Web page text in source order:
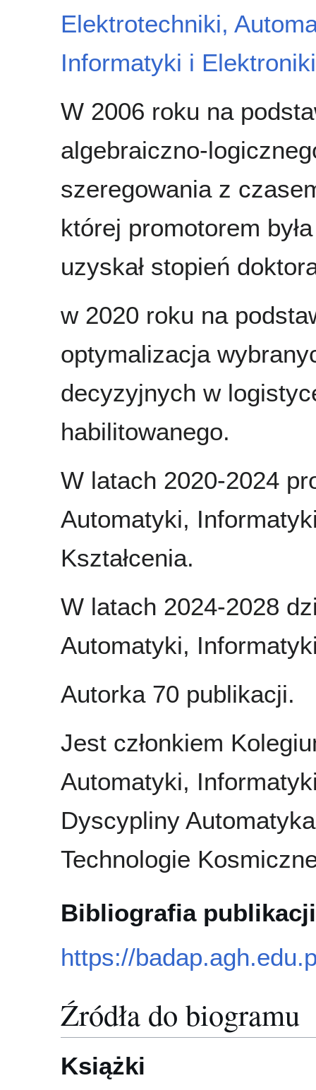
Elektrotechniki,
Informatyki i Elektroniki
W 2006 roku na
algebraiczno-
szeregowania z
której promotorem
uzyskał stopień
w 2020 roku na
optymalizacja
decyzyjnych w
habilitowanego.
W latach 2020-2024
Automatyki,
Kształcenia.
W latach 2024-2028
Automatyki,
Autorka 70 publikacji.
Jest członkiem
Automatyki,
Dyscypliny
Technologie
Bibliografia publikacji
https://
Źródła do biogramu
Książki